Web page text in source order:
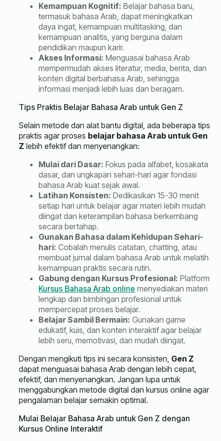
Kemampuan Kognitif: Belajar bahasa baru,
termasuk bahasa Arab, dapat meningkatkan
daya ingat, kemampuan multitasking, dan
kemampuan analitis, yang berguna dalam
pendidikan maupun karir.
Akses Informasi: Menguasai bahasa Arab
mempermudah akses literatur, media, berita, dan
konten digital berbahasa Arab, sehingga
informasi menjadi lebih luas dan beragam.
Tips Praktis Belajar Bahasa Arab untuk Gen Z
Selain metode dan alat bantu digital, ada beberapa tips
praktis agar proses belajar bahasa Arab untuk Gen
Z lebih efektif dan menyenangkan:
Mulai dari Dasar: Fokus pada alfabet, kosakata
dasar, dan ungkapan sehari-hari agar fondasi
bahasa Arab kuat sejak awal.
Latihan Konsisten: Dedikasikan 15-30 menit
setiap hari untuk belajar agar materi lebih mudah
diingat dan keterampilan bahasa berkembang
secara bertahap.
Gunakan Bahasa dalam Kehidupan Sehari-
hari: Cobalah menulis catatan, chatting, atau
membuat jurnal dalam bahasa Arab untuk melatih
kemampuan praktis secara rutin.
Gabung dengan Kursus Profesional: Platform
Kursus Bahasa Arab online menyediakan materi
lengkap dan bimbingan profesional untuk
mempercepat proses belajar.
Belajar Sambil Bermain: Gunakan game
edukatif, kuis, dan konten interaktif agar belajar
lebih seru, memotivasi, dan mudah diingat.
Dengan mengikuti tips ini secara konsisten, Gen Z
dapat menguasai bahasa Arab dengan lebih cepat,
efektif, dan menyenangkan. Jangan lupa untuk
menggabungkan metode digital dan kursus online agar
pengalaman belajar semakin optimal.
Mulai Belajar Bahasa Arab untuk Gen Z dengan
Kursus Online Interaktif